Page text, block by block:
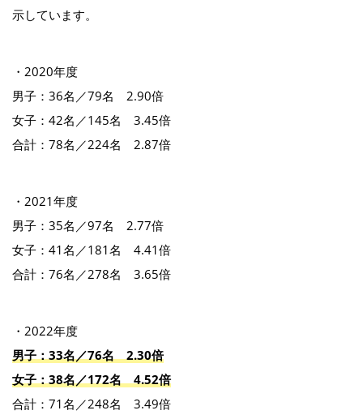
示しています。
・2020年度
男子：36名／79名 2.90倍
女子：42名／145名 3.45倍
合計：78名／224名 2.87倍
・2021年度
男子：35名／97名 2.77倍
女子：41名／181名 4.41倍
合計：76名／278名 3.65倍
・2022年度
男子：33名／76名 2.30倍
女子：38名／172名 4.52倍
合計：71名／248名 3.49倍